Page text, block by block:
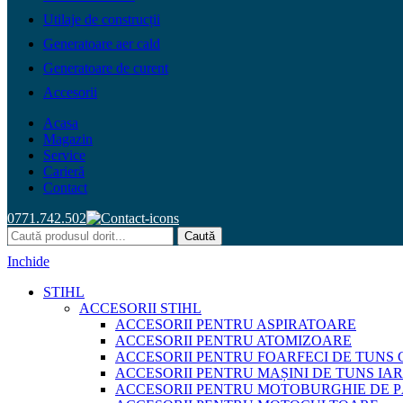
Utilaje de construcții
Generatoare aer cald
Generatoare de curent
Accesorii
Acasa
Magazin
Service
Carieră
Contact
0771.742.502
Caută
Inchide
STIHL
ACCESORII STIHL
ACCESORII PENTRU ASPIRATOARE
ACCESORII PENTRU ATOMIZOARE
ACCESORII PENTRU FOARFECI DE TUNS
ACCESORII PENTRU MAȘINI DE TUNS
ACCESORII PENTRU MOTOBURGHIE DE